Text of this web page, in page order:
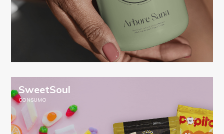
SweetSoul
CONSUMO